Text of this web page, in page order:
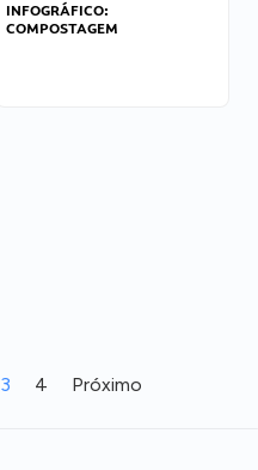
INFOGRÁFICO:
COMPOSTAGEM
3 4 Próximo